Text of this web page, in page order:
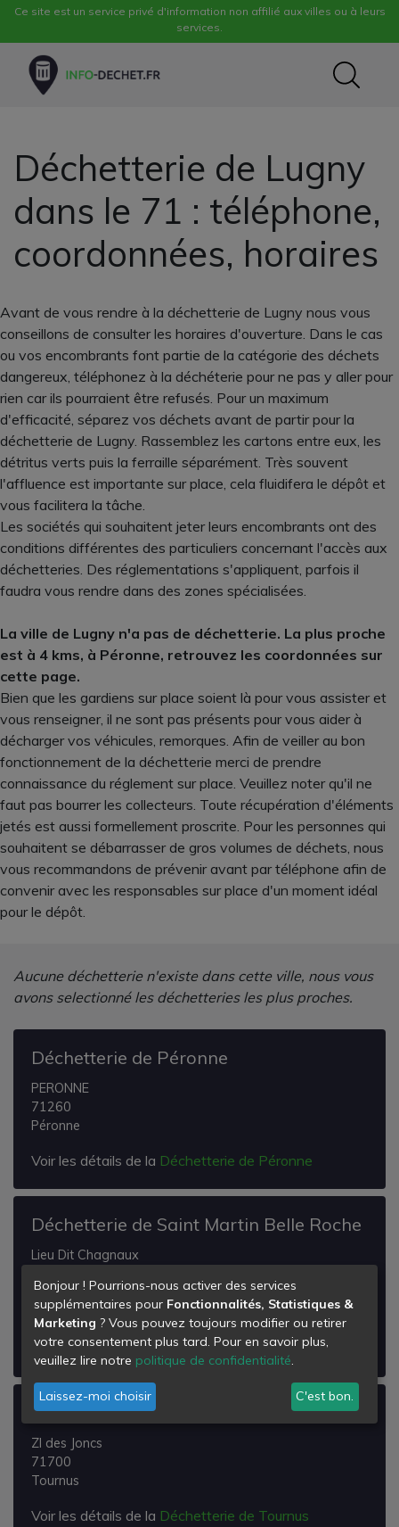
Ce site est un service privé d'information non affilié aux villes ou à leurs
services.
Déchetterie de Lugny
dans le 71 : téléphone,
coordonnées, horaires
Avant de vous rendre à la déchetterie de Lugny nous vous
conseillons de consulter les horaires d'ouverture. Dans le cas
ou vos encombrants font partie de la catégorie des déchets
dangereux, téléphonez à la déchéterie pour ne pas y aller pour
rien car ils pourraient être refusés. Pour un maximum
d'efficacité, séparez vos déchets avant de partir pour la
déchetterie de Lugny. Rassemblez les cartons entre eux, les
détritus verts puis la ferraille séparément. Très souvent
l'affluence est importante sur place, cela fluidifera le dépôt et
vous facilitera la tâche.
Les sociétés qui souhaitent jeter leurs encombrants ont des
conditions différentes des particuliers concernant l'accès aux
déchetteries. Des réglementations s'appliquent, parfois il
faudra vous rendre dans des zones spécialisées.
La ville de Lugny n'a pas de déchetterie. La plus proche
est à 4 kms, à Péronne, retrouvez les coordonnées sur
cette page.
Bien que les gardiens sur place soient là pour vous assister et
vous renseigner, il ne sont pas présents pour vous aider à
décharger vos véhicules, remorques. Afin de veiller au bon
fonctionnement de la déchetterie merci de prendre
connaissance du réglement sur place. Veuillez noter qu'il ne
faut pas bourrer les collecteurs. Toute récupération d'éléments
jetés est aussi formellement proscrite. Pour les personnes qui
souhaitent se débarrasser de gros volumes de déchets, nous
vous recommandons de prévenir avant par téléphone afin de
convenir avec les responsables sur place d'un moment idéal
pour le dépôt.
Aucune déchetterie n'existe dans cette ville, nous vous
avons selectionné les déchetteries les plus proches.
Déchetterie de Péronne
PERONNE
71260
Péronne
Voir les détails de la Déchetterie de Péronne
Déchetterie de Saint Martin Belle Roche
Lieu Dit Chagnaux
Saint-Martin-Belle-Roche
Voir les détails de laDéchetterie de Saint Martin
Belle Roche
Déchetterie de Tournus
ZI des Joncs
71700
Tournus
Voir les détails de la Déchetterie de Tournus
Bonjour ! Pourrions-nous activer des services
supplémentaires pour Fonctionnalités, Statistiques &
Marketing ? Vous pouvez toujours modifier ou retirer
votre consentement plus tard. Pour en savoir plus,
veuillez lire notre politique de confidentialité.
Laissez-moi choisir C'est bon.